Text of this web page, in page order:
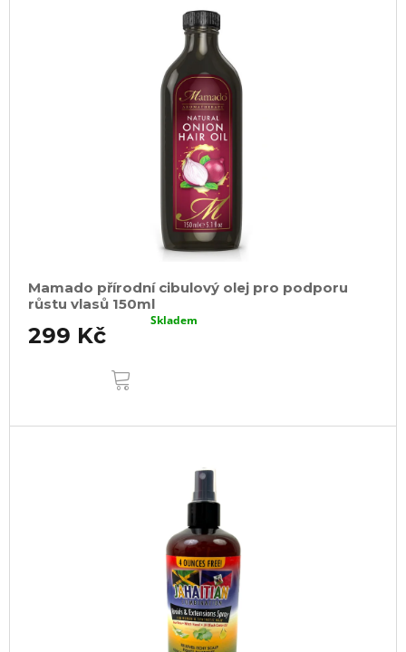
Mamado přírodní cibulový olej pro podporu
růstu vlasů 150ml
299 Kč
Skladem